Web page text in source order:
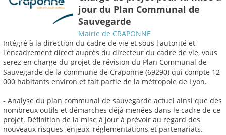
jour du Plan Communal de
Sauvegarde
Mairie de CRAPONNE
Intégré à la direction du cadre de vie et sous l'autorité et
l'encadrement direct auprès du directeur du cadre de vie, vous
serez en charge du projet de révision du Plan Communal de
Sauvegarde de la commune de Craponne (69290) qui compte 12
000 habitants environ et fait partie de la métropole de Lyon.
- Analyse du plan communal de sauvegarde actuel ainsi que des
nombreux outils et démarches déjà menées dans le cadre de ce
projet. Définition de la mise à jour à prévoir au regard des
nouveaux risques, enjeux, réglementations et partenariats.